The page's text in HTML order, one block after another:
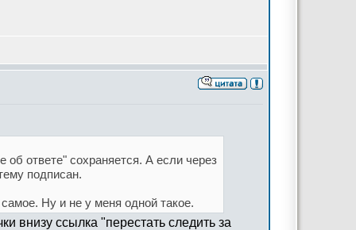
об ответе" сохраняется. А если через
подписан.
Ну и не у меня одной такое.
внизу ссылка "перестать следить за